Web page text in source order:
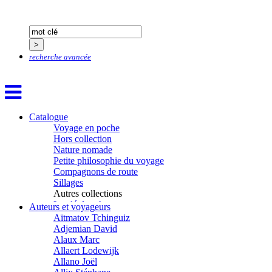
recherche avancée
Catalogue
Voyage en poche
Hors collection
Nature nomade
Petite philosophie du voyage
Compagnons de route
Sillages
Autres collections
La clé des champs
Chemins d’étoiles
Visions
Auteurs et voyageurs
Aïtmatov Tchinguiz
Adjemian David
Alaux Marc
Allaert Lodewijk
Allano Joël